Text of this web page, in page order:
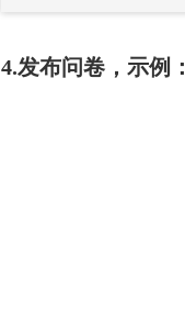
4.发布问卷，示例：